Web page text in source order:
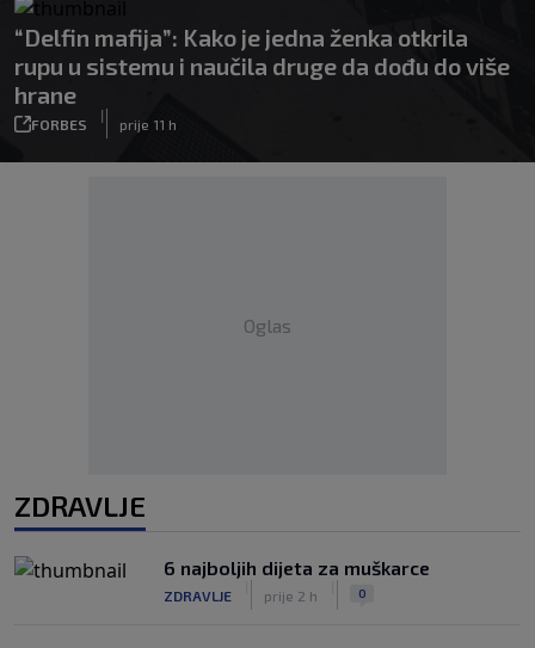
“Delfin mafija”: Kako je jedna ženka otkrila
rupu u sistemu i naučila druge da dođu do više
hrane
FORBES
|
prije 11 h
Oglas
ZDRAVLJE
6 najboljih dijeta za muškarce
ZDRAVLJE prije 2 h 0